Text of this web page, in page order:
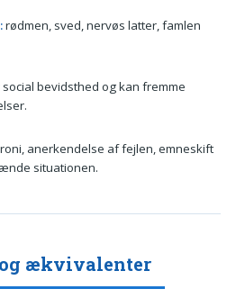
rødmen, sved, nervøs latter, famlen
bevidsthed og kan fremme
anerkendelse af fejlen, emneskift
situationen.
ækvivalenter